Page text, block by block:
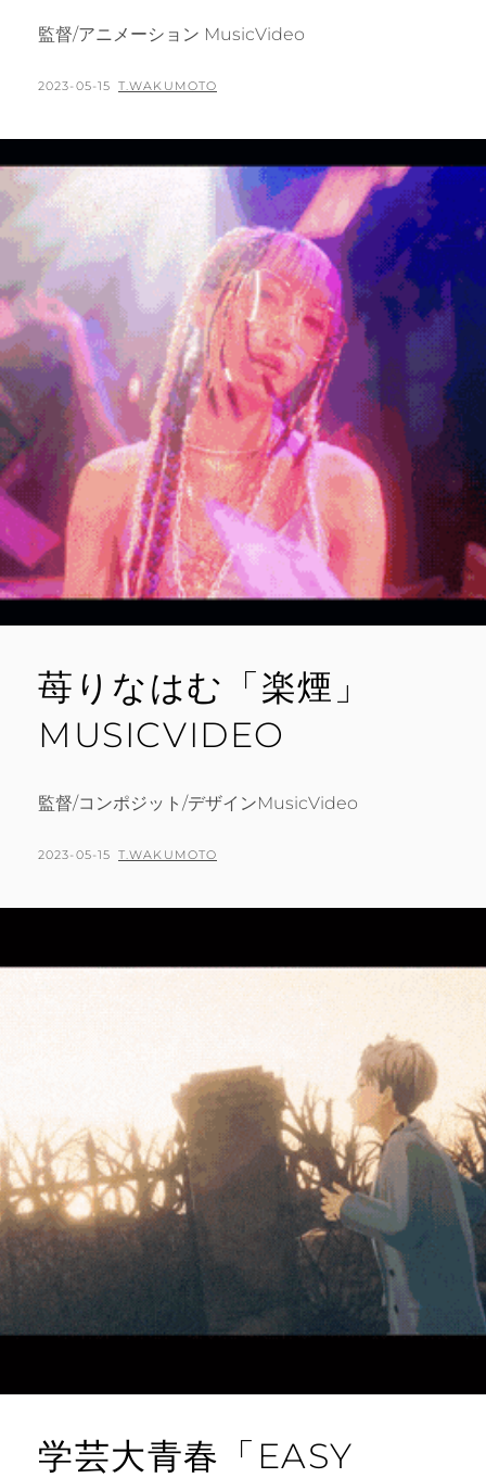
監督/アニメーション MusicVideo
POSTED
2023-05-15 BY
T.WAKUMOTO
苺りなはむ「楽煙」
MUSICVIDEO
監督/コンポジット/デザインMusicVideo
POSTED
2023-05-15 BY
T.WAKUMOTO
学芸大青春「EASY